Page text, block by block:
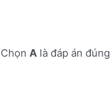
ChọnA là đáp án đúng